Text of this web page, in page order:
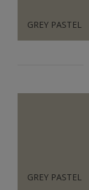
GREY PASTEL
GREY PASTEL